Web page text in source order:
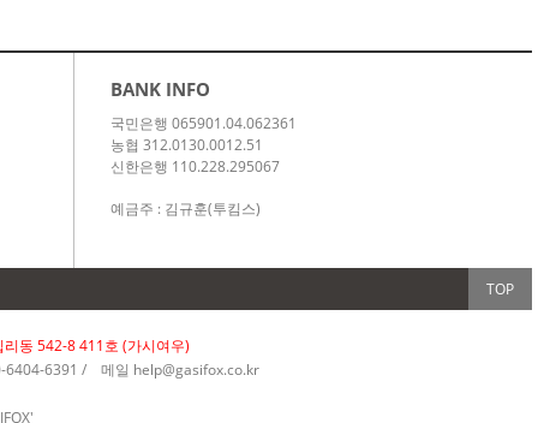
BANK INFO
국민은행 065901.04.062361
농협 312.0130.0012.51
신한은행 110.228.295067
예금주 : 김규훈(투킴스)
TOP
동 542-8 411호 (가시여우)
6404-6391 / 메일 help@gasifox.co.kr